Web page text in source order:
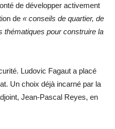
de développer activement
de « conseils de quartier, de
thématiques pour construire la
Ludovic Fagaut a placé
Un choix déjà incarné par la
Jean-Pascal Reyes, en